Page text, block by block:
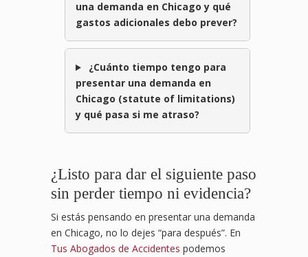
una demanda en Chicago y qué
gastos adicionales debo prever?
¿Cuánto tiempo tengo para
presentar una demanda en
Chicago (statute of limitations)
y qué pasa si me atraso?
¿Listo para dar el siguiente paso
sin perder tiempo ni evidencia?
Si estás pensando en presentar una demanda
en Chicago, no lo dejes “para después”. En
Tus Abogados de Accidentes podemos